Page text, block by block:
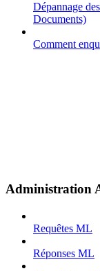
Dépannage
Documents)
Comment
Administration
Requêtes ML
Réponses ML